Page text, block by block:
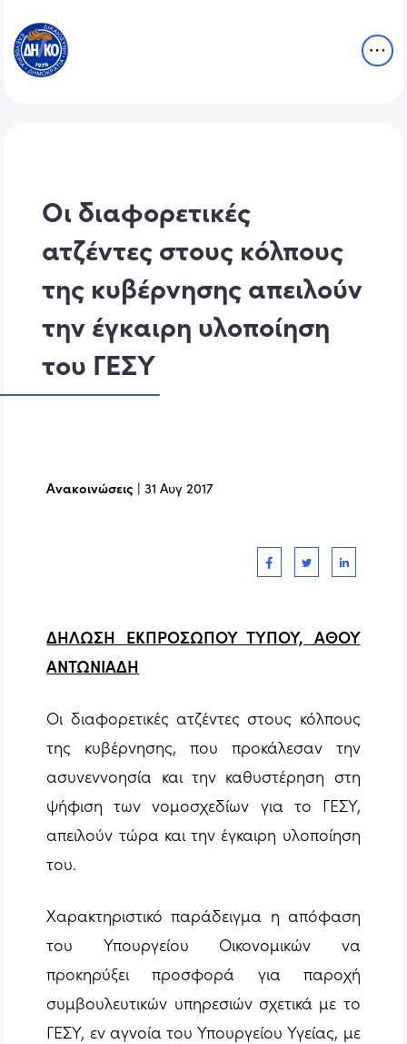
Οι διαφορετικές
ατζέντες στους κόλπους
της κυβέρνησης απειλούν
την έγκαιρη υλοποίηση
του ΓΕΣΥ
Ανακοινώσεις |31 Αυγ 2017
ΔΗΛΩΣΗ ΕΚΠΡΟΣΩΠΟΥ ΤΥΠΟΥ, ΑΘΟΥ
ΑΝΤΩΝΙΑΔΗ
Οι διαφορετικές ατζέντες στους κόλπους
της κυβέρνησης, που προκάλεσαν την
ασυνεννοησία και την καθυστέρηση στη
ψήφιση των νομοσχεδίων για το ΓΕΣΥ,
απειλούν τώρα και την έγκαιρη υλοποίηση
του.
Χαρακτηριστικό παράδειγμα η απόφαση
του Υπουργείου Οικονομικών να
προκηρύξει προσφορά για παροχή
συμβουλευτικών υπηρεσιών σχετικά με το
ΓΕΣΥ, εν αγνοία του Υπουργείου Υγείας, με